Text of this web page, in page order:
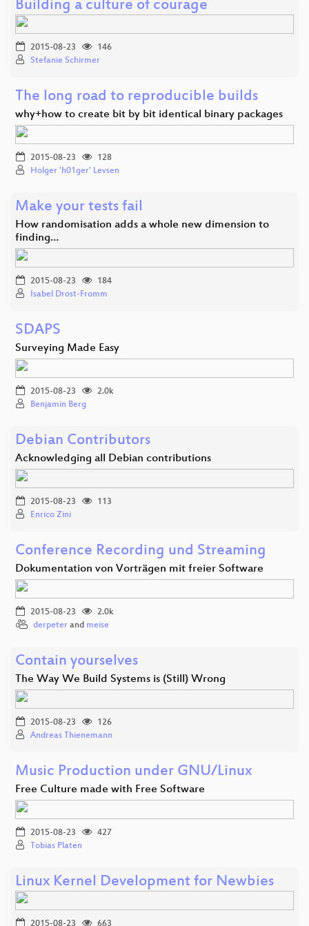
Building a culture of courage
2015-08-23
146
Stefanie Schirmer
The long road to reproducible builds
why+how to create bit by bit identical binary packages
2015-08-23
128
Holger 'h01ger' Levsen
Make your tests fail
How randomisation adds a whole new dimension to
finding…
2015-08-23
184
Isabel Drost-Fromm
SDAPS
Surveying Made Easy
2015-08-23
2.0k
Benjamin Berg
Debian Contributors
Acknowledging all Debian contributions
2015-08-23
113
Enrico Zini
Conference Recording und Streaming
Dokumentation von Vorträgen mit freier Software
2015-08-23
2.0k
derpeter and meise
Contain yourselves
The Way We Build Systems is (Still) Wrong
2015-08-23
126
Andreas Thienemann
Music Production under GNU/Linux
Free Culture made with Free Software
2015-08-23
427
Tobias Platen
Linux Kernel Development for Newbies
2015-08-23 663